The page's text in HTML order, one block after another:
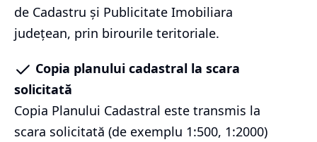
de Cadastru și Publicitate Imobiliara
județean, prin birourile teritoriale.
Copia planului cadastral la scara
solicitată
Copia Planului Cadastral este transmis la
scara solicitată (de exemplu 1:500, 1:2000)